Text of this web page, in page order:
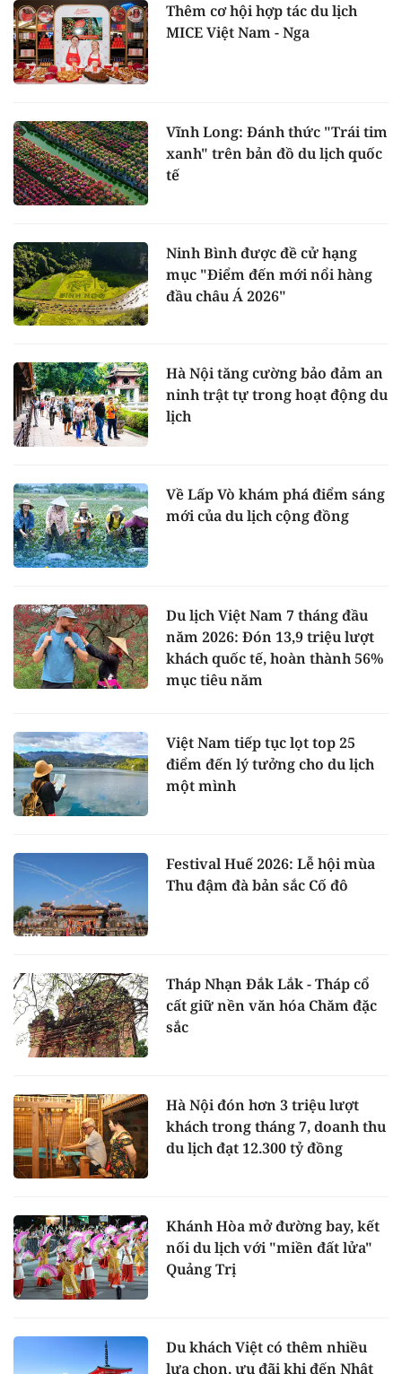
Thêm cơ hội hợp tác du lịch
MICE Việt Nam - Nga
Vĩnh Long: Đánh thức "Trái tim
xanh" trên bản đồ du lịch quốc
tế
Ninh Bình được đề cử hạng
mục "Điểm đến mới nổi hàng
đầu châu Á 2026"
Hà Nội tăng cường bảo đảm an
ninh trật tự trong hoạt động du
lịch
Về Lấp Vò khám phá điểm sáng
mới của du lịch cộng đồng
Du lịch Việt Nam 7 tháng đầu
năm 2026: Đón 13,9 triệu lượt
khách quốc tế, hoàn thành 56%
mục tiêu năm
Việt Nam tiếp tục lọt top 25
điểm đến lý tưởng cho du lịch
một mình
Festival Huế 2026: Lễ hội mùa
Thu đậm đà bản sắc Cố đô
Tháp Nhạn Đắk Lắk - Tháp cổ
cất giữ nền văn hóa Chăm đặc
sắc
Hà Nội đón hơn 3 triệu lượt
khách trong tháng 7, doanh thu
du lịch đạt 12.300 tỷ đồng
Khánh Hòa mở đường bay, kết
nối du lịch với "miền đất lửa"
Quảng Trị
Du khách Việt có thêm nhiều
lựa chọn, ưu đãi khi đến Nhật